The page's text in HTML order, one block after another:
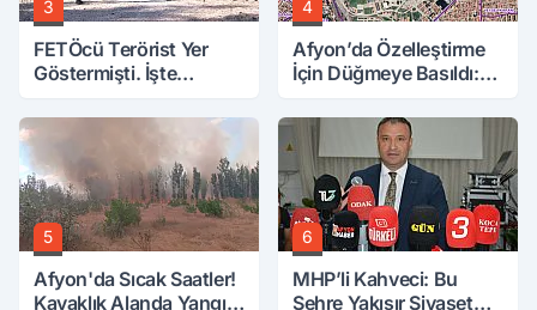
3
FETÖcü Terörist Yer
Göstermişti. İşte
4
Afyon’da Özelleştirme
İçin Düğmeye Basıldı:
5
Afyon'da Sıcak Saatler!
Kavaklık Alanda Yangın
6
MHP’li Kahveci: Bu
Şehre Yakışır Siyaset